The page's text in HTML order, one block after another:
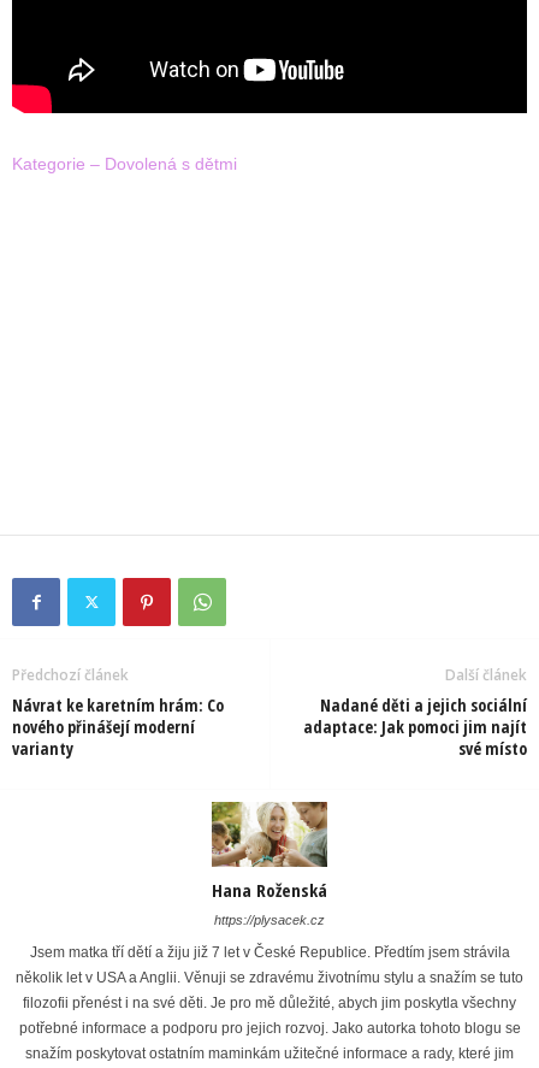
Kategorie – Dovolená s dětmi
Předchozí článek
Návrat ke karetním hrám: Co
nového přinášejí moderní
varianty
Další článek
Nadané děti a jejich sociální
adaptace: Jak pomoci jim najít
své místo
Hana Roženská
https://plysacek.cz
Jsem matka tří dětí a žiju již 7 let v České Republice. Předtím jsem strávila
několik let v USA a Anglii. Věnuji se zdravému životnímu stylu a snažím se tuto
filozofii přenést i na své děti. Je pro mě důležité, abych jim poskytla všechny
potřebné informace a podporu pro jejich rozvoj. Jako autorka tohoto blogu se
snažím poskytovat ostatním maminkám užitečné informace a rady, které jim